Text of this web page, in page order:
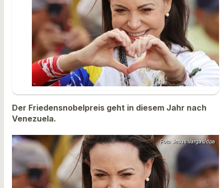
Der Friedensnobelpreis geht in diesem Jahr nach
Venezuela.
Foto: Jesus Vargas/dpa